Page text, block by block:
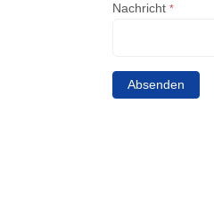
Nachricht *
Absenden